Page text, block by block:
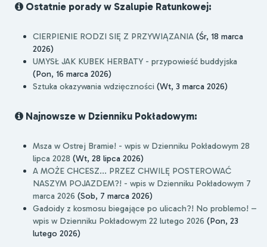
Ostatnie porady w Szalupie Ratunkowej:
CIERPIENIE RODZI SIĘ Z PRZYWIĄZANIA (Śr, 18 marca
2026)
UMYSŁ JAK KUBEK HERBATY - przypowieść buddyjska
(Pon, 16 marca 2026)
Sztuka okazywania wdzięczności (Wt, 3 marca 2026)
Najnowsze w Dzienniku Pokładowym:
Msza w Ostrej Bramie! - wpis w Dzienniku Pokładowym 28
lipca 2028 (Wt, 28 lipca 2026)
A MOŻE CHCESZ... PRZEZ CHWILĘ POSTEROWAĆ
NASZYM POJAZDEM?! - wpis w Dzienniku Pokładowym 7
marca 2026 (Sob, 7 marca 2026)
Gadoidy z kosmosu biegające po ulicach?! No problemo! –
wpis w Dzienniku Pokładowym 22 lutego 2026 (Pon, 23
lutego 2026)